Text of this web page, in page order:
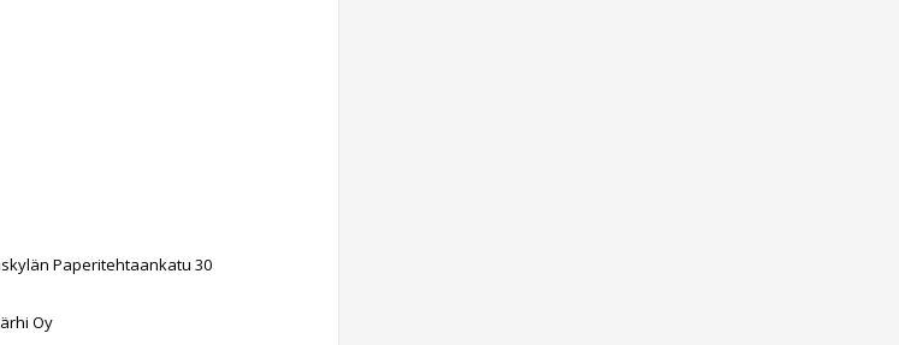
Paperitehtaankatu 30
Oy